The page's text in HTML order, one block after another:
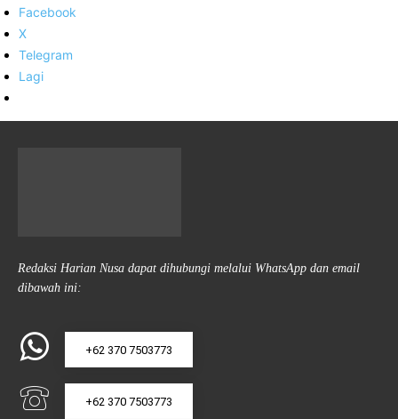
Facebook
X
Telegram
Lagi
Redaksi Harian Nusa dapat dihubungi melalui WhatsApp dan email
dibawah ini:
+62 370 7503773
+62 370 7503773